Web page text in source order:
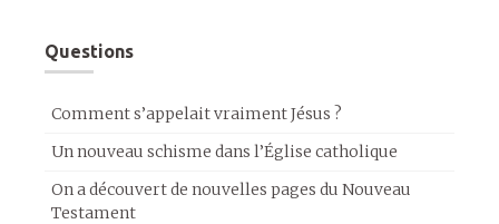
Questions
Comment s’appelait vraiment Jésus ?
Un nouveau schisme dans l’Église catholique
On a découvert de nouvelles pages du Nouveau
Testament